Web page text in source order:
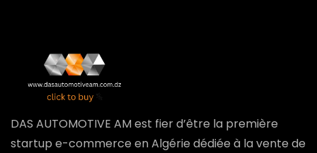
DAS AUTOMOTIVE AM est fier d’être la première
startup e-commerce en Algérie dédiée à la vente de